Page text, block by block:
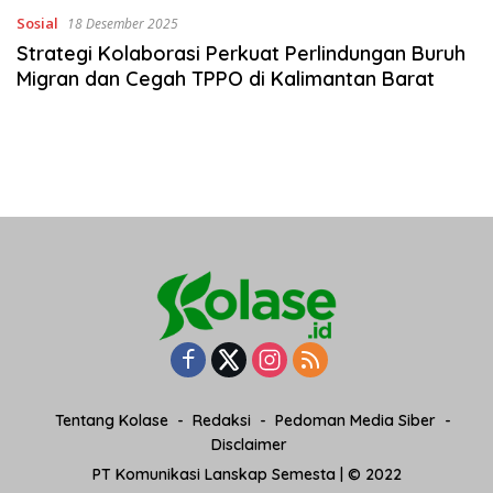
Sosial 18 Desember 2025
Strategi Kolaborasi Perkuat Perlindungan Buruh
Migran dan Cegah TPPO di Kalimantan Barat
Tentang Kolase Redaksi
Pedoman Media Siber
Disclaimer
PT Komunikasi Lanskap Semesta | © 2022